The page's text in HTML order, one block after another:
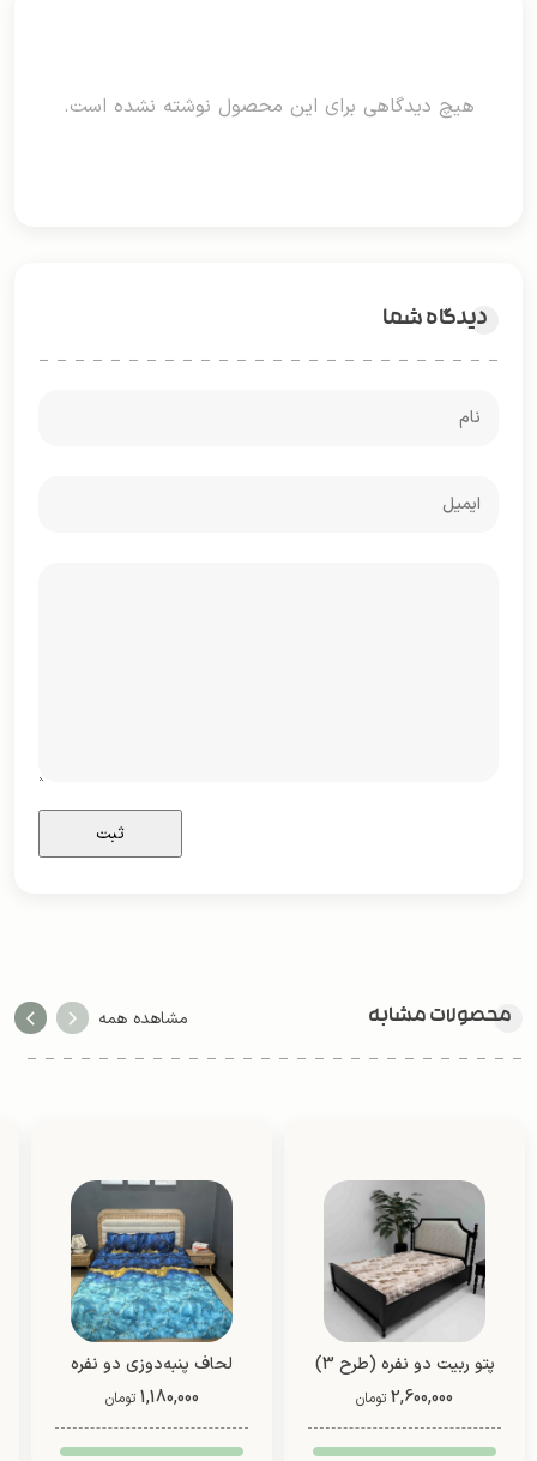
هیچ دیدگاهی برای این محصول نوشته نشده است.
دیدگاه شما
محصولات مشابه مشاهده همه
پتو ربیت دو نفره (طرح 3)
2,600,000 تومان
لحاف پنبه‌دوزی دو نفره
دو رو (طرح 8)
1,180,000 تومان